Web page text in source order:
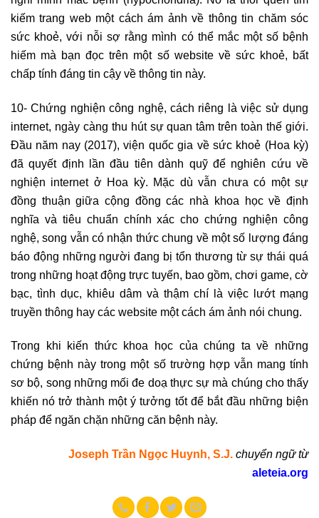
kiếm trang web một cách ám ảnh về thông tin chăm sóc
sức khoẻ, với nỗi sợ rằng mình có thể mắc một số bệnh
hiếm mà bạn đọc trên một số website về sức khoẻ, bất
chấp tính đáng tin cậy về thông tin này.
10- Chứng nghiện công nghệ, cách riêng là việc sử dụng
internet, ngày càng thu hút sự quan tâm trên toàn thế giới.
Đầu năm nay (2017), viện quốc gia về sức khoẻ (Hoa kỳ)
đã quyết định lần đầu tiên dành quỹ để nghiên cứu về
nghiện internet ở Hoa kỳ. Mặc dù vẫn chưa có một sự
đồng thuận giữa cộng đồng các nhà khoa học về định
nghĩa và tiêu chuẩn chính xác cho chứng nghiện công
nghệ, song vẫn có nhận thức chung về một số lượng đáng
báo động những người đang bị tổn thương từ sự thái quá
trong những hoạt động trực tuyến, bao gồm, chơi game, cờ
bạc, tình dục, khiêu dâm và thậm chí là việc lướt mạng
truyền thông hay các website một cách ám ảnh nói chung.
Trong khi kiến thức khoa học của chúng ta về những
chứng bệnh này trong một số trường hợp vẫn mang tính
sơ bộ, song những mối đe doạ thực sự mà chúng cho thấy
khiến nó trở thành một ý tưởng tốt để bắt đầu những biện
pháp để ngăn chặn những căn bệnh này.
Joseph Trần Ngọc Huynh, S.J. chuyển ngữ từ
aleteia.org